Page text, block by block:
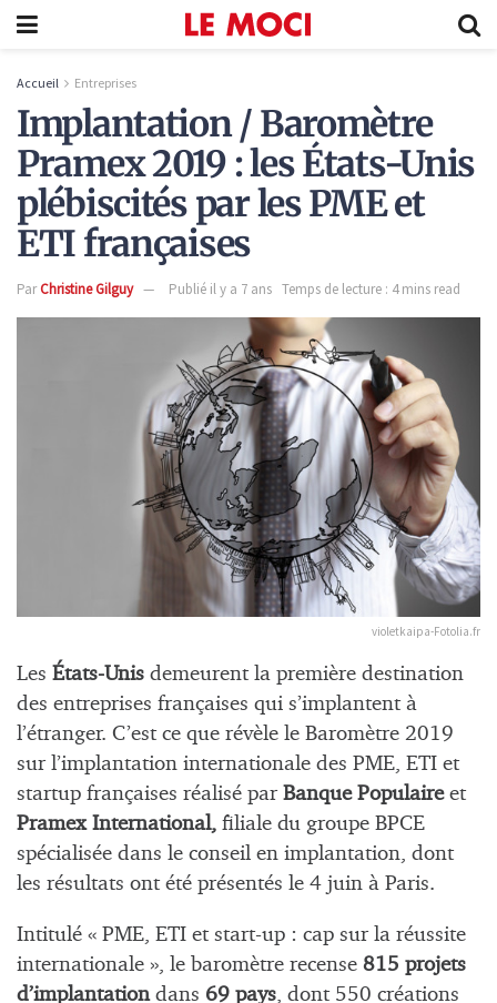
Accueil Entreprises
Implantation / Baromètre
Pramex 2019 : les États-Unis
plébiscités par les PME et
ETI françaises
ParChristine Gilguy Publié il y a 7 ans Temps de lecture : 4 mins read
violetkaipa-Fotolia.fr
Les États-Unis demeurent la première destination
des entreprises françaises qui s’implantent à
l’étranger. C’est ce que révèle le Baromètre 2019
sur l’implantation internationale des PME, ETI et
startup françaises réalisé par Banque Populaire et
Pramex International, filiale du groupe BPCE
spécialisée dans le conseil en implantation, dont
les résultats ont été présentés le 4 juin à Paris.
Intitulé « PME, ETI et start-up : cap sur la réussite
internationale », le baromètre recense 815 projets
d’implantation dans 69 pays, dont 550 créations